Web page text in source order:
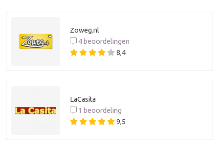
Zoweg.nl
4 beoordelingen
8,4
LaCasita
1 beoordeling
9,5